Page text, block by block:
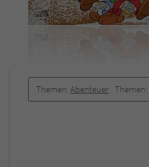
Themen: Abenteuer Themen: